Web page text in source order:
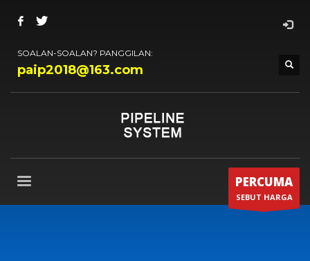
SOALAN-SOALAN? PANGGILAN:
paip2018@163.com
PERCUMA
SEBUT HARGA